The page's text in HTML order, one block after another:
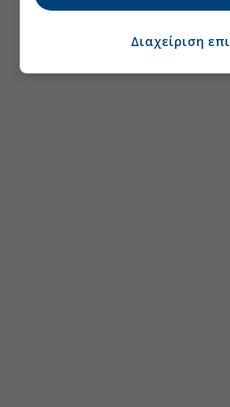
Διαχείριση